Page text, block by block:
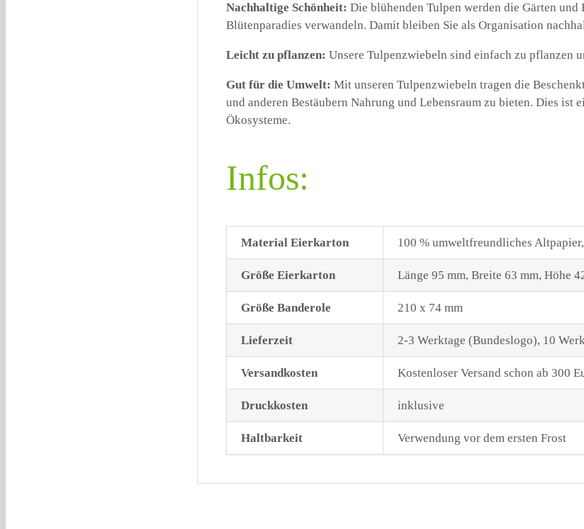
Nachhaltige Schönheit: Die blühenden Tulpen werden die Gärten
Blütenparadies verwandeln. Damit bleiben Sie als Organisation
Leicht zu pflanzen: Unsere Tulpenzwiebeln sind einfach zu pflanzen
Gut für die Umwelt: Mit unseren Tulpenzwiebeln tragen die
und anderen Bestäubern Nahrung und Lebensraum zu bieten. Dies ist
Ökosysteme.
Infos:
Material Eierkarton 100 % umweltfreundliches
Größe Eierkarton Länge 95 mm, Breite 63 mm, Höhe
Größe Banderole 210 x 74 mm
Lieferzeit 2-3 Werktage (Bundeslogo), 10
Versandkosten Kostenloser Versand schon ab 300
Druckkosten inklusive
Haltbarkeit Verwendung vor dem ersten Frost